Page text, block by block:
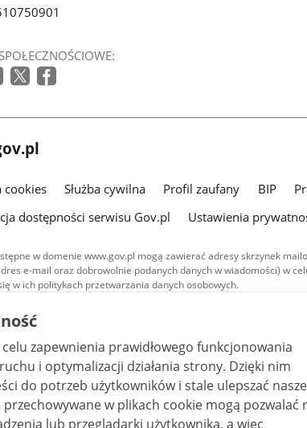
cookies Służba cywilna Profil zaufany BIP
dostępności serwisu Gov.pl
Ustawienia
w domenie www.gov.pl mogą zawierać adresy skrzynek
e-mail oraz dobrowolnie podanych danych w wiadomości) w
w ich politykach przetwarzania danych osobowych.
Treści tekstowe publikowane w serwisie (z wyłączeniem treści
udostępniane na licencji typu Creative Commons: uznanie
warunkach 4.0 (CC BY-SA 4.0). Materiały audiowizualne, w tym
są udostępniane na licencji typu Creative Commons: uznanie
bez utworów zależnych 4.0 (CC BY-NC-ND 4.0), o ile nie jest to
zapewnienia prawidłowego funkcjonowania
optymalizacji działania strony. Dzięki nim
do potrzeb użytkowników i stale ulepszać nasze
lub przeglądarki użytkownika, a więc